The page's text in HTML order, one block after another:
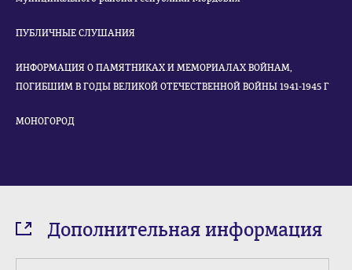
ПУБЛИЧНЫЕ СЛУШАНИЯ
ИНФОРМАЦИЯ О ПАМЯТНИКАХ И МЕМОРИАЛАХ ВОЙНАМ,
ПОГИБШИМ В ГОДЫ ВЕЛИКОЙ ОТЕЧЕСТВЕННОЙ ВОЙНЫ 1941-1945 Г
МОНОГОРОД
Дополнительная информация